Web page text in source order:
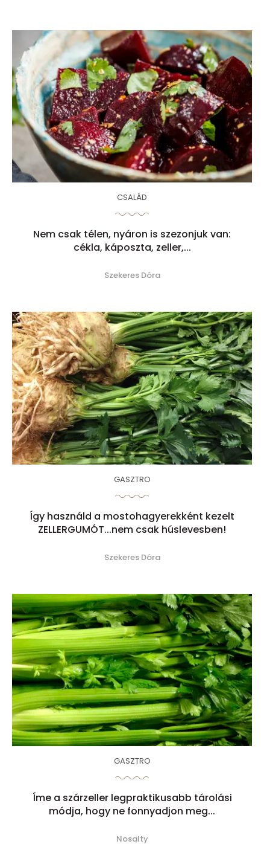
CSALÁD
Nem csak télen, nyáron is szezonjuk van:
cékla, káposzta, zeller,...
Szekeres Dóra
GASZTRO
Így használd a mostohagyerekként kezelt
ZELLERGUMÓT...nem csak húslevesben!
Szekeres Dóra
GASZTRO
Íme a szárzeller legpraktikusabb tárolási
módja, hogy ne fonnyadjon meg...
Nosalty